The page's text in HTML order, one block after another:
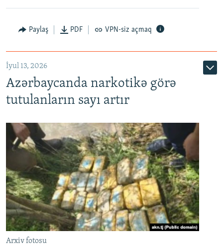
Paylaş PDF VPN-siz açmaq
İyul 13, 2026
Azərbaycanda narkotikə görə
tutulanların sayı artır
Arxiv fotosu